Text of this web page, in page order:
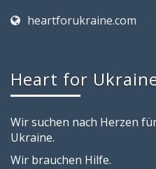
heartforukraine.com
Heart for
Wir suchen nach Herzen
Ukraine.
Wir brauchen Hilfe.